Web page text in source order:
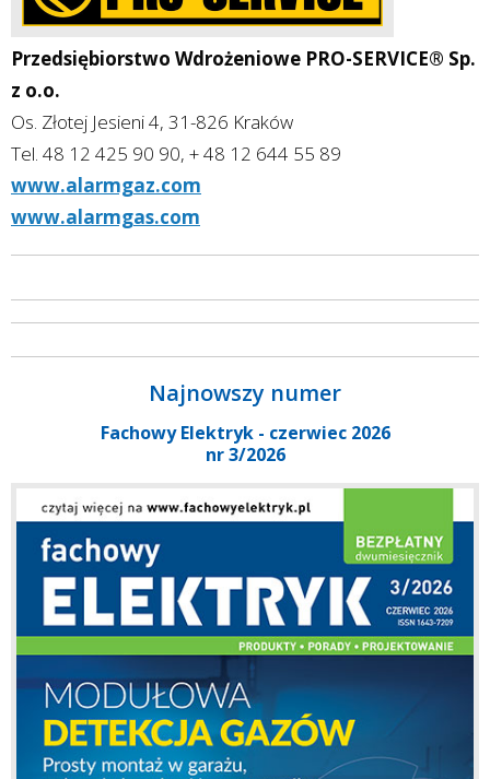
Przedsiębiorstwo Wdrożeniowe PRO-SERVICE® Sp.
z o.o.
Os. Złotej Jesieni 4, 31-826 Kraków
Tel. 48 12 425 90 90, + 48 12 644 55 89
www.alarmgaz.com
www.alarmgas.com
Najnowszy numer
Fachowy Elektryk - czerwiec 2026
nr 3/2026